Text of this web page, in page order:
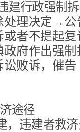
建行政强制
处理决定→
者不提起复
政府作出强
败诉，催
途径
，违建者救